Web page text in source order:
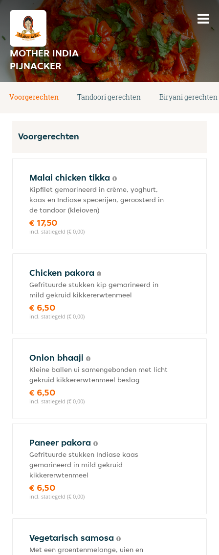
MOTHER INDIA
PIJNACKER
Voorgerechten Tandoori gerechten Biryani gerechten
Voorgerechten
Malai chicken tikka
Kipfilet gemarineerd in crème, yoghurt,
kaas en Indiase specerijen, geroosterd in
de tandoor (kleioven)
€ 17,50
incl. statiegeld (€ 0,00)
Chicken pakora
Gefrituurde stukken kip gemarineerd in
mild gekruid kikkererwtenmeel
€ 6,50
incl. statiegeld (€ 0,00)
Onion bhaaji
Kleine ballen ui samengebonden met licht
gekruid kikkererwtenmeel beslag
€ 6,50
incl. statiegeld (€ 0,00)
Paneer pakora
Gefrituurde stukken Indiase kaas
gemarineerd in mild gekruid
kikkererwtenmeel
€ 6,50
incl. statiegeld (€ 0,00)
Vegetarisch samosa
Met een groentenmelange, uien en